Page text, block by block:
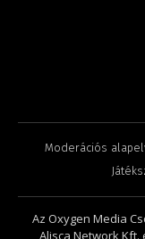
Moderációs
Az Oxygen Media
Alisca Network Kft.